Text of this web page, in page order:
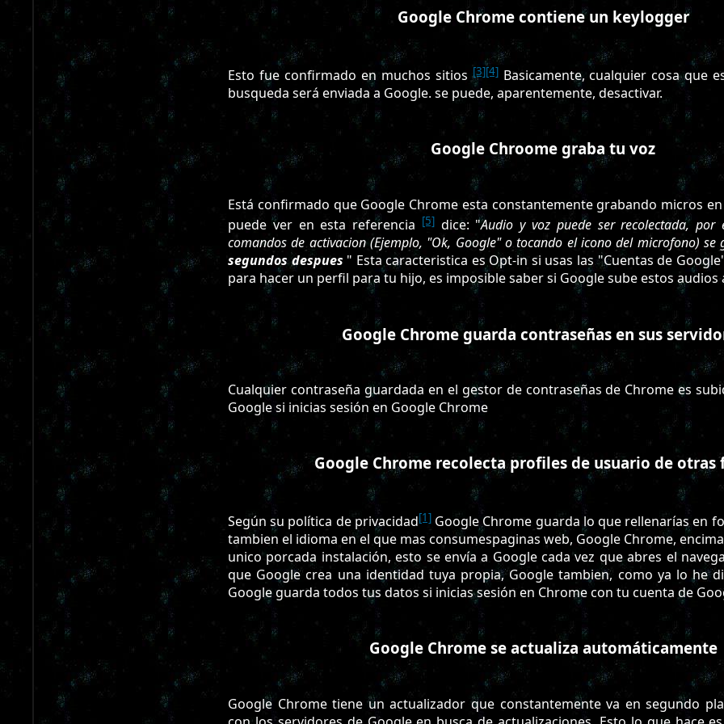
Google Chrome contiene un keylogger
Esto fue confirmado en muchos sitios[3][4]Basicamente, cualquier cosa que
busqueda será enviada a Google. se puede, aparentemente, desactivar.
Google Chroome graba tu voz
Está confirmado que Google Chrome esta constantemente grabando micros
puede ver en esta referencia [5]dice: "Audio y voz puede ser recolectada,
comandos de activacion (Ejemplo, "Ok, Google" o tocando el icono del microfono)
segundos despues " Esta caracteristica es Opt-in si usas las "Cuentas de
para hacer un perfil para tu hijo, es imposible saber si Google sube estos audios
Google Chrome guarda contraseñas en sus
Cualquier contraseña guardada en el gestor de contraseñas de Chrome es
Google si inicias sesión en Google Chrome
Google Chrome recolecta profiles de usuario de otras
Según su política de privacidad[1]Google Chrome guarda lo que rellenarías en
tambien el idioma en el que mas consumespaginas web, Google Chrome,
unico porcada instalación, esto se envía a Google cada vez que abres el
que Google crea una identidad tuya propia, Google tambien, como ya lo he
Google guarda todos tus datos si inicias sesión en Chrome con tu cuenta de
Google Chrome se actualiza automáticamente
Google Chrome tiene un actualizador que constantemente va en segundo